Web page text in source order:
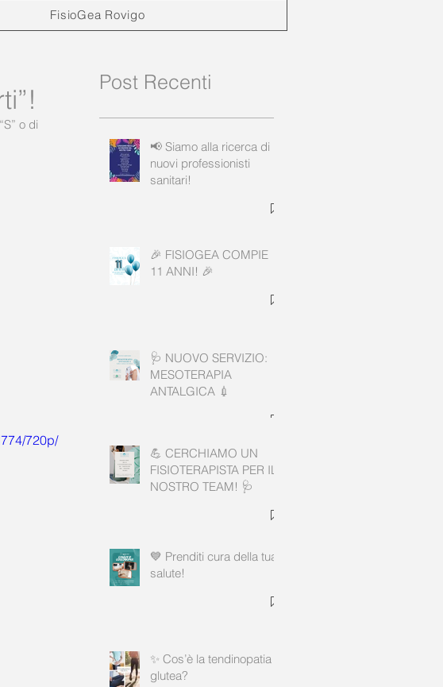
FisioGea Rovigo
o di
720p/
Post Recenti
📢 Siamo alla ricerca di
nuovi professionisti
sanitari!
🎉 FISIOGEA COMPIE
11 ANNI! 🎉
🩺 NUOVO SERVIZIO:
MESOTERAPIA
ANTALGICA 💉
💪 CERCHIAMO UN
FISIOTERAPISTA PER IL
NOSTRO TEAM! 🩺
💙 Prenditi cura della tua
salute!
✨ Cos’è la tendinopatia
glutea?